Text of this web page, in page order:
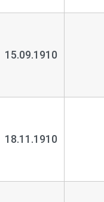
15.09.1910
18.11.1910